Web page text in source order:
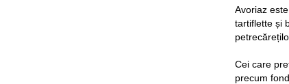
Avoriaz
tartiflette și
Cei care
precum